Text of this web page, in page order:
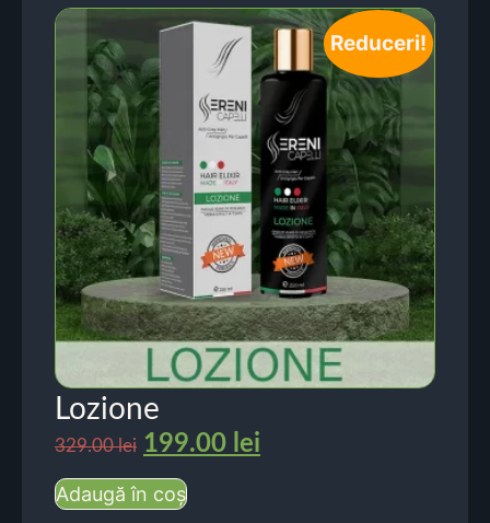
Reduceri!
Lozione
329.00lei 199.00 lei
Adaugă în coș